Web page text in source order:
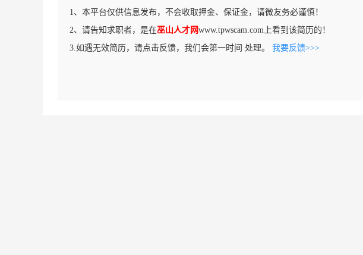
1、本平台仅供信息发布，不会收取押金、保证金，请微友务必谨慎！
2、请告知求职者，是在巫山人才网www.tpwscam.com上看到该简历的！
3.如遇无效简历，请点击反馈，我们会第一时间 处理。 我要反馈>>>